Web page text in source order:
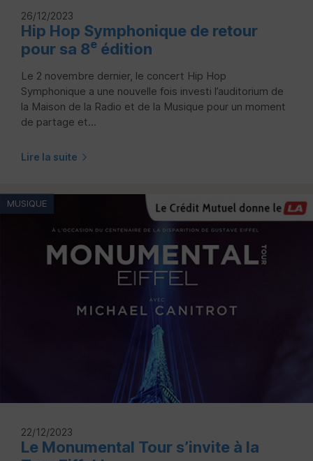
26/12/2023
Hip Hop Symphonique de retour
pour sa 8e édition
Le 2 novembre dernier, le concert Hip Hop
Symphonique a une nouvelle fois investi l’auditorium de
la Maison de la Radio et de la Musique pour un moment
de partage et...
Lire la suite
22/12/2023
Le Monumental Tour s’invite à la
MUSIQUE